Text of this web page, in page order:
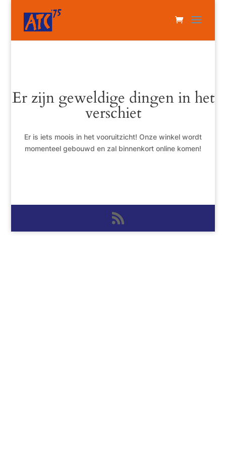
Er zijn geweldige dingen in het
verschiet
Er is iets moois in het vooruitzicht! Onze winkel wordt
momenteel gebouwd en zal binnenkort online komen!